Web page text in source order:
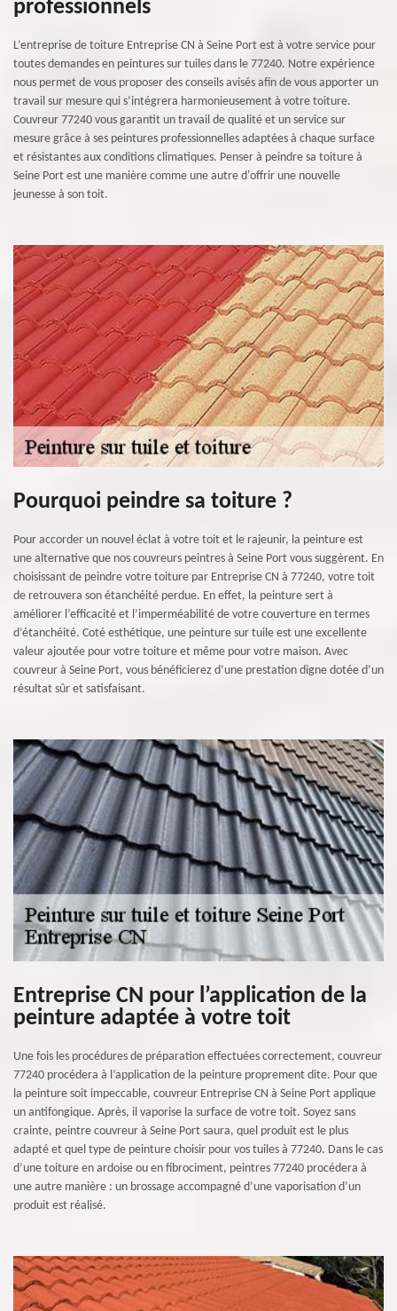
professionnels
L’entreprise de toiture Entreprise CN à Seine Port est à votre service pour
toutes demandes en peintures sur tuiles dans le 77240. Notre expérience
nous permet de vous proposer des conseils avisés afin de vous apporter un
travail sur mesure qui s’intégrera harmonieusement à votre toiture.
Couvreur 77240 vous garantit un travail de qualité et un service sur
mesure grâce à ses peintures professionnelles adaptées à chaque surface
et résistantes aux conditions climatiques. Penser à peindre sa toiture à
Seine Port est une manière comme une autre d'offrir une nouvelle
jeunesse à son toit.
Pourquoi peindre sa toiture ?
Pour accorder un nouvel éclat à votre toit et le rajeunir, la peinture est
une alternative que nos couvreurs peintres à Seine Port vous suggèrent. En
choisissant de peindre votre toiture par Entreprise CN à 77240, votre toit
de retrouvera son étanchéité perdue. En effet, la peinture sert à
améliorer l’efficacité et l’imperméabilité de votre couverture en termes
d’étanchéité. Coté esthétique, une peinture sur tuile est une excellente
valeur ajoutée pour votre toiture et même pour votre maison. Avec
couvreur à Seine Port, vous bénéficierez d’une prestation digne dotée d’un
résultat sûr et satisfaisant.
Entreprise CN pour l’application de la
peinture adaptée à votre toit
Une fois les procédures de préparation effectuées correctement, couvreur
77240 procédera à l’application de la peinture proprement dite. Pour que
la peinture soit impeccable, couvreur Entreprise CN à Seine Port applique
un antifongique. Après, il vaporise la surface de votre toit. Soyez sans
crainte, peintre couvreur à Seine Port saura, quel produit est le plus
adapté et quel type de peinture choisir pour vos tuiles à 77240. Dans le cas
d’une toiture en ardoise ou en fibrociment, peintres 77240 procédera à
une autre manière : un brossage accompagné d’une vaporisation d’un
produit est réalisé.